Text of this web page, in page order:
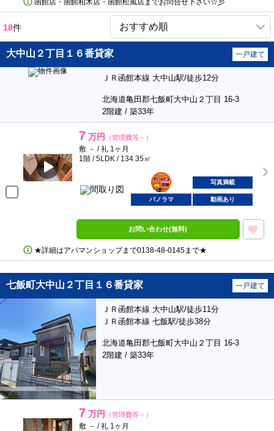
函館店・函館柏木店・函館松風店までお問合せ下さい☆彡
18件
大中山２丁目１６番貸家 一戸建て
ＪＲ函館本線 大中山駅/徒歩12分
北海道亀田郡七飯町大中山２丁目 16-3
2階建 / 築33年
7 万円 （管理費等－）
敷 － / 礼 1ヶ月
1階 / 5LDK / 134.35㎡
ポンタ
部屋
写真満載
パノラマ 動画あり
お問い合わせ(無料)
★詳細はアパマンショップまで0138‐48‐0145まで★
七飯町大中山２丁目１６番貸家 一戸建て
ＪＲ函館本線 大中山駅/徒歩11分
ＪＲ函館本線 七飯駅/徒歩38分
北海道亀田郡七飯町大中山２丁目 16-3
2階建 / 築33年
7 万円 （管理費等－）
敷 － / 礼 1ヶ月